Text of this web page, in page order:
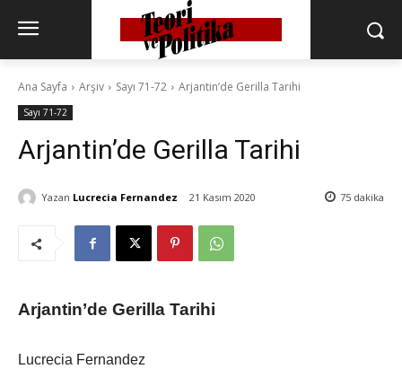
Ana Sayfa Arşiv Sayı 71-72 Arjantin’de Gerilla Tarihi
Sayı 71-72
Arjantin’de Gerilla Tarihi
Yazan Lucrecia Fernandez 21 Kasım 2020 75 dakika
Arjantin’de Gerilla Tarihi
Lucrecia Fernandez